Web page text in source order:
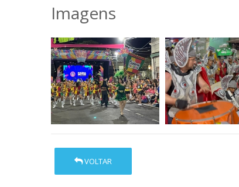
Imagens
VOLTAR